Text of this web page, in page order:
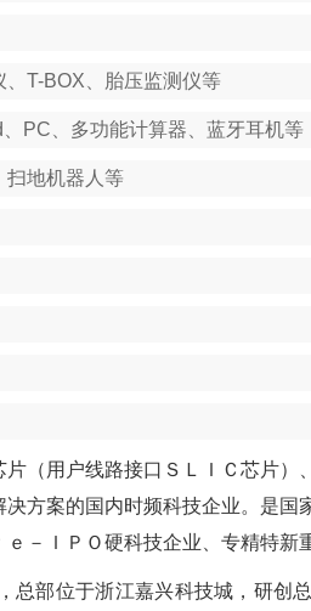
T-BOX、胎压监测仪等
PC、多功能计算器、蓝牙耳机等
扫地机器人等
（用户线路接口ＳＬＩＣ芯片）
方案的国内时频科技企业。是国
－ＩＰＯ硬科技企业、专精特新
总部位于浙江嘉兴科技城，研创